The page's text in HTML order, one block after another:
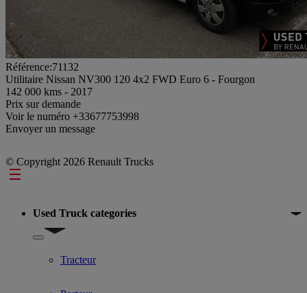
Référence:71132
Utilitaire Nissan NV300 120 4x2 FWD Euro 6 - Fourgon
142 000 kms - 2017
Prix sur demande
Voir le numéro +33677753998
Envoyer un message
© Copyright 2026 Renault Trucks
Footer
Used Truck categories
Show submenu for Used Truck categories
Tracteur